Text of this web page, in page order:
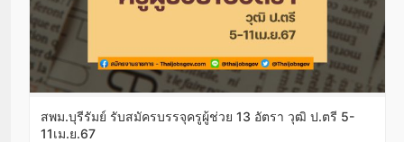
สพม.บุรีรัมย์ รับสมัครบรรจุครูผู้ช่วย 13 อัตรา วุฒิ ป.ตรี 5-
11เม.ย.67